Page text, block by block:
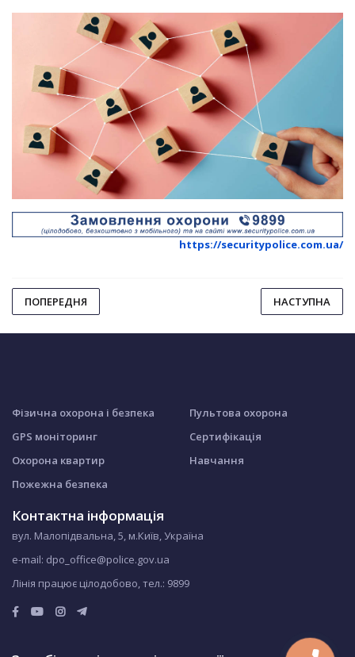
https://securitypolice.com.ua/
ПОПЕРЕДНЯ НАСТУПНА
Фізична охорона і безпека
GPS моніторинг
Охорона квартир
Пожежна безпека
Пультова охорона
Сертифікація
Навчання
Контактна інформація
вул. Малопідвальна, 5, м.Київ, Україна
e-mail: dpo_office@police.gov.ua
Лінія працює цілодобово, тел.: 9899